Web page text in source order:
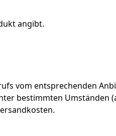
angibt.
vom entsprechenden
bestimmten Umständen